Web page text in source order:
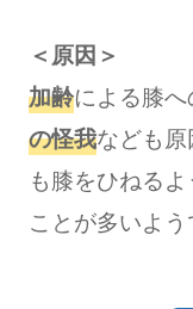
＜原因＞
加齢による膝へ
の怪我なども
も膝をひねる
ことが多いよう